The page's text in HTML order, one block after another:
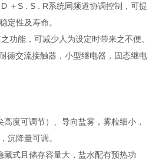
＋S . S . R系统同频道协调控制，可提
定性及寿命。
功能，可减少人为设定时带来之不便。
德交流接触器，小型继电器，固态继电
度可调节）、导向盐雾，雾粒细小，
沉降量可调。
藏式且储存容量大，盐水配有预热功